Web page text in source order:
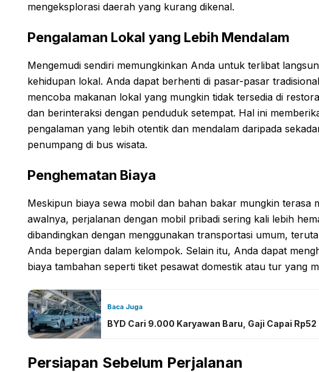
mengeksplorasi daerah yang kurang dikenal.
Pengalaman Lokal yang Lebih Mendalam
Mengemudi sendiri memungkinkan Anda untuk terlibat
kehidupan lokal. Anda dapat berhenti di pasar-pasar
mencoba makanan lokal yang mungkin tidak tersedia di
dan berinteraksi dengan penduduk setempat. Hal ini
pengalaman yang lebih otentik dan mendalam daripada
penumpang di bus wisata.
Penghematan Biaya
Meskipun biaya sewa mobil dan bahan bakar mungkin terasa
awalnya, perjalanan dengan mobil pribadi sering kali lebih
dibandingkan dengan menggunakan transportasi umum,
Anda bepergian dalam kelompok. Selain itu, Anda dapat
biaya tambahan seperti tiket pesawat domestik atau tur yang
Baca Juga
BYD Cari 9.000 Karyawan Baru, Gaji Capai
Persiapan Sebelum Perjalanan